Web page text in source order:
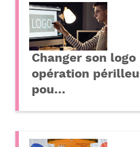
Changer son logo
opération
pou…